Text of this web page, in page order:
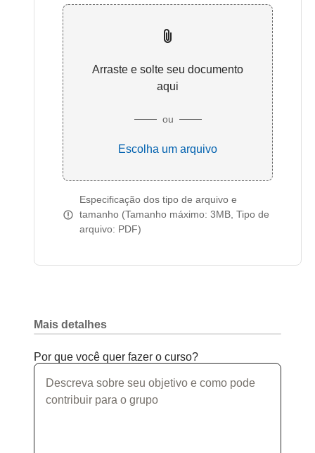
Arraste e solte seu documento
aqui
ou
Escolha um arquivo
Especificação dos tipo de arquivo e
tamanho (Tamanho máximo: 3MB, Tipo de
arquivo: PDF)
Mais detalhes
Por que você quer fazer o curso?